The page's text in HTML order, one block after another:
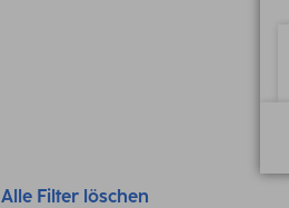
Alle Filter löschen